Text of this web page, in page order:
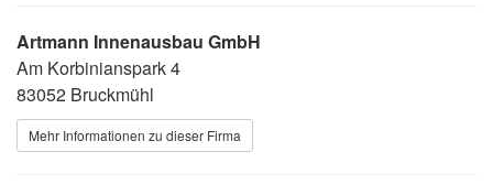
Artmann Innenausbau GmbH
Am Korbinianspark 4
83052 Bruckmühl
Mehr Informationen zu dieser Firma